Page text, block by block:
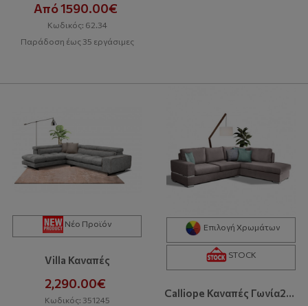
Από 1590.00€
Κωδικός: 62.34
Παράδοση έως 35 εργάσιμες
Νέο Προϊόν
Villa Καναπές
2,290.00€
Κωδικός: 351245
Επιλογή Χρωμάτων
STOCK
Calliope Καναπές Γωνία280x220x90 Cm Με Αδιάβροχο-Easy Clean Ύφασμα Bazaar